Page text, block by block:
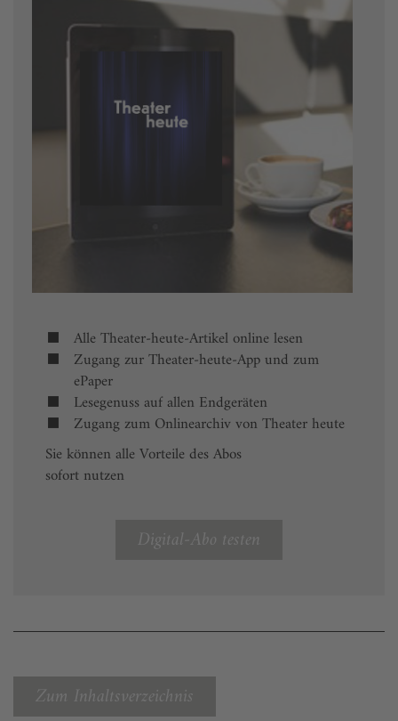
Alle Theater-heute-Artikel online lesen
Zugang zur Theater-heute-App und zum
ePaper
Lesegenuss auf allen Endgeräten
Zugang zum Onlinearchiv von Theater heute
Sie können alle Vorteile des Abos
sofort nutzen
Digital-Abo testen
Zum Inhaltsverzeichnis